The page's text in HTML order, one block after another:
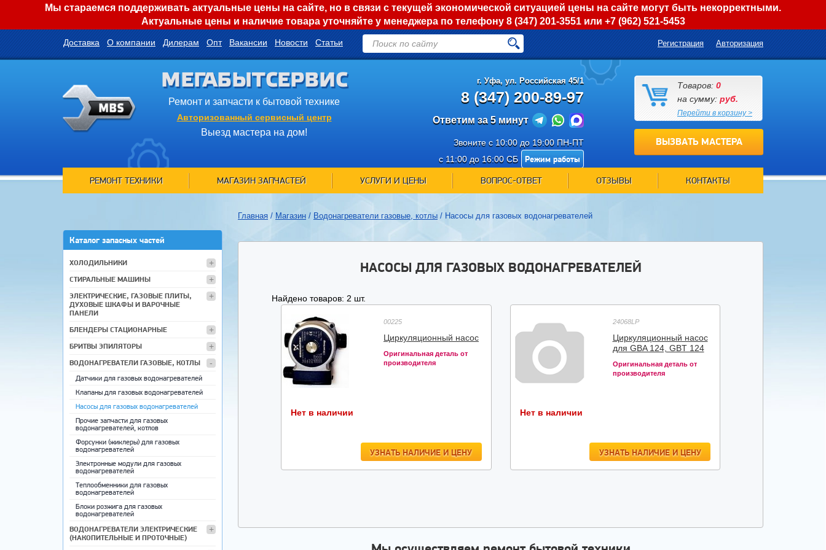
Мы стараемся поддерживать актуальные цены на сайте, но в связи с текущей экономической ситуацией цены на сайте могут быть некорректными.
Актуальные цены и наличие товара уточняйте у менеджера по телефону 8 (347) 201-3551или +7 (962) 521-5453
Доставка О компании Дилерам Опт Вакансии Новости Статьи Регистрация Авторизация
МЕГАБЫТСЕРВИС
Ремонт и запчасти к бытовой технике
Авторизованный сервисный центр
Выезд мастера на дом!
г. Уфа, ул. Российская 45/1
8 (347) 200-89-97
Ответим за 5 минут
Звоните с 10:00 до 19:00 ПН-ПТ
с 11:00 до 16:00 СБ
Режим работы
Товаров: 0
на сумму: руб.
Перейти в корзину >
ВЫЗВАТЬ МАСТЕРА
РЕМОНТ ТЕХНИКИ МАГАЗИН ЗАПЧАСТЕЙ УСЛУГИ И ЦЕНЫ ВОПРОС-ОТВЕТ ОТЗЫВЫ КОНТАКТЫ
Каталог запасных частей
ХОЛОДИЛЬНИКИ
СТИРАЛЬНЫЕ МАШИНЫ
ЭЛЕКТРИЧЕСКИЕ, ГАЗОВЫЕ ПЛИТЫ,
ДУХОВЫЕ ШКАФЫ И ВАРОЧНЫЕ
ПАНЕЛИ
БЛЕНДЕРЫ СТАЦИОНАРНЫЕ
БРИТВЫ ЭПИЛЯТОРЫ
ВОДОНАГРЕВАТЕЛИ ГАЗОВЫЕ, КОТЛЫ
Датчики для газовых водонагревателей
Клапаны для газовых водонагревателей
Насосы для газовых водонагревателей
Прочие запчасти для газовых
водонагревателей, котлов
Форсунки (жиклеры) для газовых
водонагревателей
Электронные модули для газовых
водонагревателей
Теплообменники для газовых
водонагревателей
Блоки розжига для газовых
водонагревателей
ВОДОНАГРЕВАТЕЛИ ЭЛЕКТРИЧЕСКИЕ
(НАКОПИТЕЛЬНЫЕ И ПРОТОЧНЫЕ)
Главная / Магазин / Водонагреватели газовые, котлы / Насосы для газовых водонагревателей
НАСОСЫ ДЛЯ ГАЗОВЫХ ВОДОНАГРЕВАТЕЛЕЙ
Найдено товаров: 2 шт.
00225
Циркуляционный насос
Оригинальная деталь от
производителя
УЗНАТЬ НАЛИЧИЕ И ЦЕНУ
Нет в наличии
24068LP
Циркуляционный насос
для GBA 124, GBT 124
Оригинальная деталь от
производителя
УЗНАТЬ НАЛИЧИЕ И ЦЕНУ
Нет в наличии